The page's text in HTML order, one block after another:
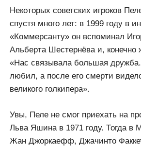
Некоторых советских игроков
спустя много лет: в 1999 году в
«Коммерсанту» он вспоминал
Альберта Шестернёва и,
«Нас связывала большая
любил, а после его смерти
великого голкипера».
Увы, Пеле не смог приехать на
Льва Яшина в 1971 году. Тогда в
Жан Джоркаефф, Джачинто